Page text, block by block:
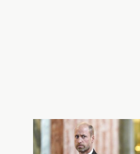
Сегодня 15:55
Раскол в монархии: